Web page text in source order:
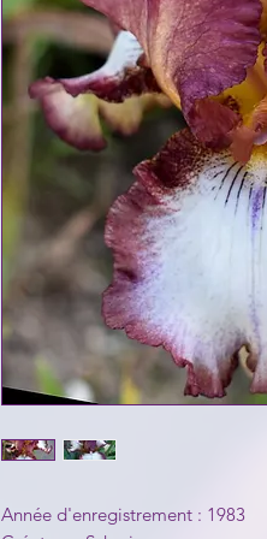
Année d'enregistrement : 1983